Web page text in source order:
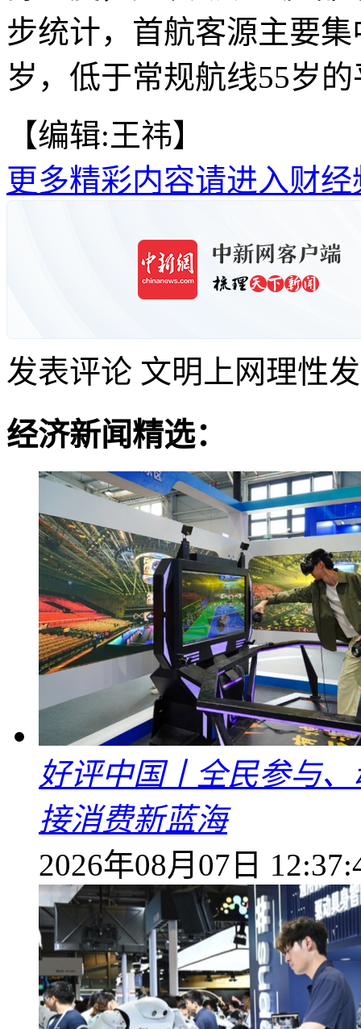
步统计，首航客源主要
岁，低于常规航线55岁
【编辑:王祎】
更多精彩内容请进入财经
发表评论 文明上网理性
经济新闻精选：
好评中国丨全民参与
接消费新蓝海
2026年08月07日